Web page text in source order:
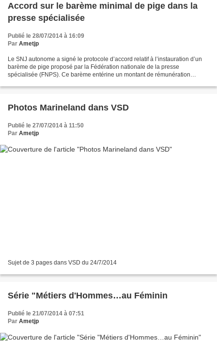
Accord sur le barème minimal de pige dans la
presse spécialisée
Publié le 28/07/2014 à 16:09
Par Ametjp
Le SNJ autonome a signé le protocole d’accord relatif à l’instauration d’un
barème de pige proposé par la Fédération nationale de la presse
spécialisée (FNPS). Ce barème entérine un montant de rémunération
Photos Marineland dans VSD
Publié le 27/07/2014 à 11:50
Par Ametjp
Sujet de 3 pages dans VSD du 24/7/2014
Série "Métiers d'Hommes…au Féminin
Publié le 21/07/2014 à 07:51
Par Ametjp